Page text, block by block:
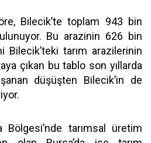
Bilecik’te toplam 943 bin
Bu arazinin 626 bin
Bilecik’teki tarım arazilerinin
çıkan bu tablo son yıllarda
düşüşten Bilecik’in de
Bölgesi’nde tarımsal üretim